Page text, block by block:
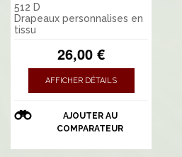
512 D
Drapeaux personnalises en
tissu
26,00 €
AFFICHER DÉTAILS
AJOUTER AU
COMPARATEUR